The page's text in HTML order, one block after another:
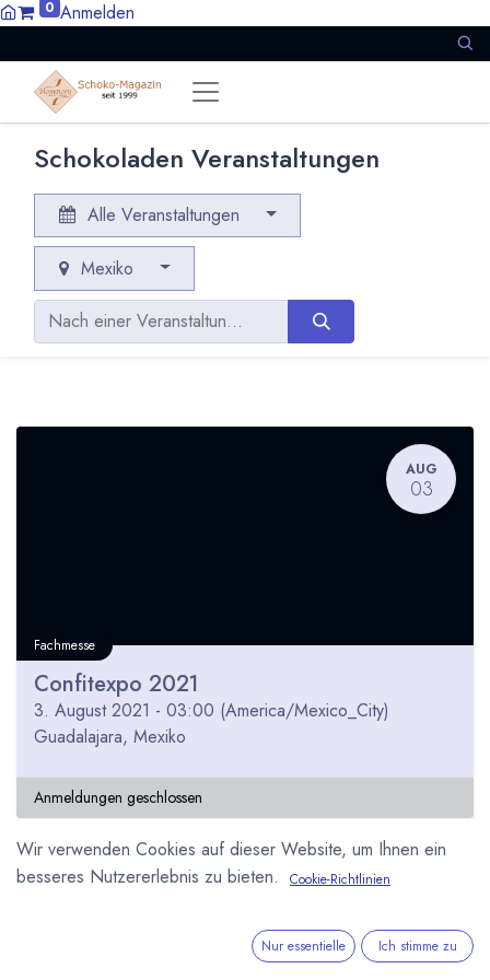
0 Anmelden
Schokoladen Veranstaltungen
Alle Veranstaltungen
Mexiko
AUG
03
Fachmesse
Confitexpo 2021
3. August 2021 - 03:00 (America/Mexico_City)
Guadalajara, Mexiko
Anmeldungen geschlossen
Wir verwenden Cookies auf dieser Website, um Ihnen ein
besseres Nutzererlebnis zu bieten.
Cookie-Richtlinien
Nur essentielle Ich stimme zu